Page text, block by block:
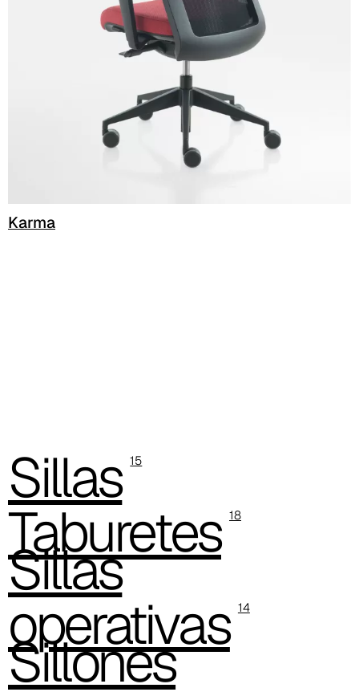
C 40F
C 41F
Karma
Sillas 15
Taburetes 18
Sillas
operativas 14
Sillones